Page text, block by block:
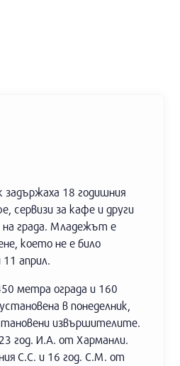
задържаха 18 годишния
сервизи за кафе и други
на града. Младежът е
което не е било
април.
метра ограда и 160
в понеделник,
извършителите.
год. И.А. от Харманли.
С.С. и 16 год. С.М. от